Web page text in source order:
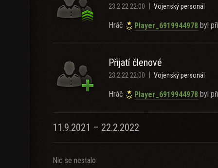
23.2.22 22:00 Vojenský personál
Hráč Player_6919944978 byl
Přijatí členové
23.2.22 22:00 Vojenský personál
Hráč Player_6919944978 byl
11.9.2021 – 22.2.2022
Nic se nestalo